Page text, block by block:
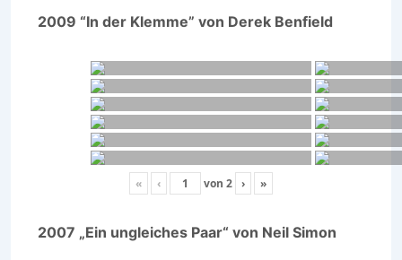
2009 “In der Klemme” von Derek Benfield
« ‹ von 2 › »
2007 „Ein ungleiches Paar“ von Neil Simon